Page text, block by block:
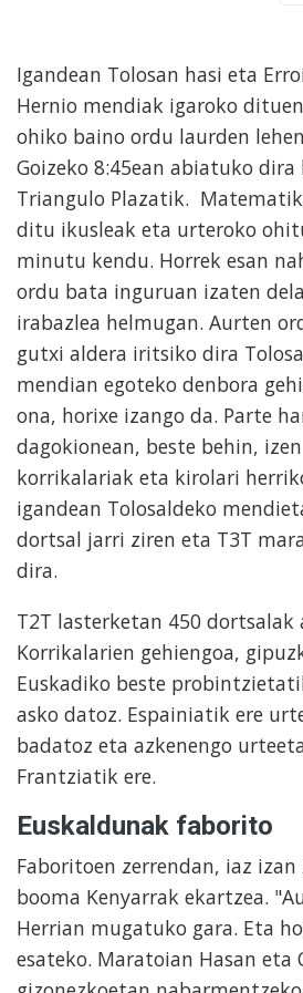
Igandean Tolosan hasi eta
Hernio mendiak igaroko
ohiko baino ordu laurden
Goizeko 8:45ean abiatuko
Triangulo Plazatik.
ditu ikusleak eta urteroko
minutu kendu. Horrek esan
ordu bata inguruan izaten
irabazlea helmugan. Aurten
gutxi aldera iritsiko dira
mendian egoteko denbora
ona, horixe izango da. Parte
dagokionean, beste behin,
korrikalariak eta kirolari
igandean Tolosaldeko
dortsal jarri ziren eta T3T
dira.
T2T lasterketan 450 dortsalak
Korrikalarien gehiengoa,
Euskadiko beste
asko datoz. Espainiatik ere
badatoz eta azkenengo
Frantziatik ere.
Euskaldunak faborito
Faboritoen zerrendan, iaz
booma Kenyarrak ekartzea.
Herrian mugatuko gara. Eta
esateko. Maratoian Hasan eta